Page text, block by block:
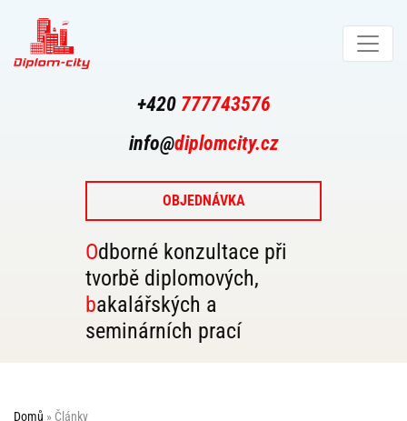
+420 777743576
info@diplomcity.cz
OBJEDNÁVKA
Odborné konzultace při
tvorbě diplomových,
bakalářských a
seminárních prací
Domů » Články